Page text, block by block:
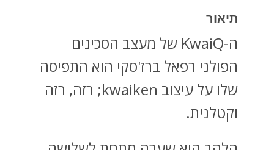
תיאור
ה-KwaiQ של מעצב הסכינים
הפולני רפאל ברז'סקי הוא התפיסה
שלו על עיצוב kwaiken; רזה, רזה
וקטלנית.